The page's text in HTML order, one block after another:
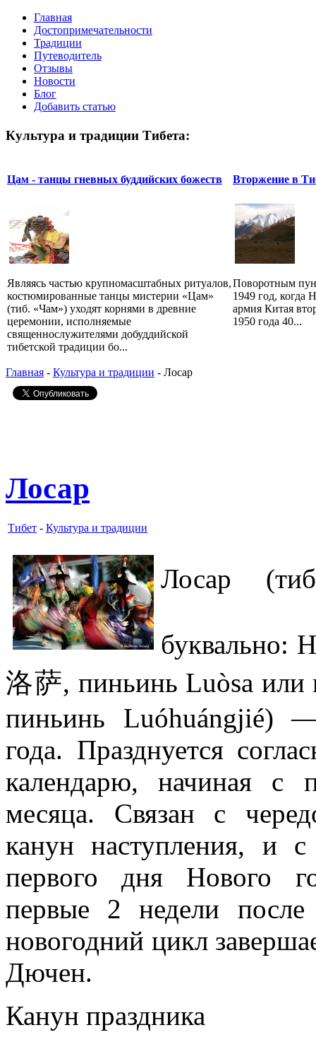
Главная
Достопримечательности
Традиции
Путеводитель
Отзывы
Новости
Блог
Добавить статью
Культура и традиции Тибета:
Цам - танцы гневных буддийских божеств
Являясь частью крупномасштабных ритуалов,
костюмированные танцы мистерии «Цам»
(тиб. «Чам») уходят корнями в древние
церемонии, исполняемые
священнослужителями добуддийской
тибетской традиции бо...
Вторжение в
Поворотным
1949 год, когда
армия Китая
1950 года 40...
Главная - Культура и традиции - Лосар
Лосар
Тибет - Культура и традиции
Лосар
буквально:
洛萨, пиньинь Luòsa
пиньинь Luóhuángjié)
года. Празднуется
календарю, начиная с
месяца. Связан с
канун наступления, и
первого дня Нового
первые 2 недели
новогодний цикл
Дючен.
Канун праздника